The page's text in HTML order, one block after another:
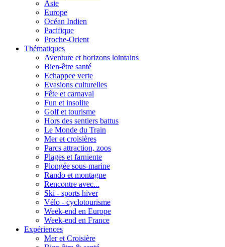
Asie
Europe
Océan Indien
Pacifique
Proche-Orient
Thématiques
Aventure et horizons lointains
Bien-être santé
Echappee verte
Evasions culturelles
Fête et carnaval
Fun et insolite
Golf et tourisme
Hors des sentiers battus
Le Monde du Train
Mer et croisières
Parcs attraction, zoos
Plages et farniente
Plongée sous-marine
Rando et montagne
Rencontre avec...
Ski - sports hiver
Vélo - cyclotourisme
Week-end en Europe
Week-end en France
Expériences
Mer et Croisière